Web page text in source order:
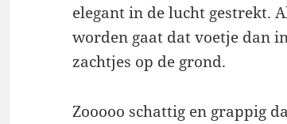
elegant in de lucht gestrekt.
worden gaat dat voetje dan
zachtjes op de grond.
Zooooo schattig en grappig